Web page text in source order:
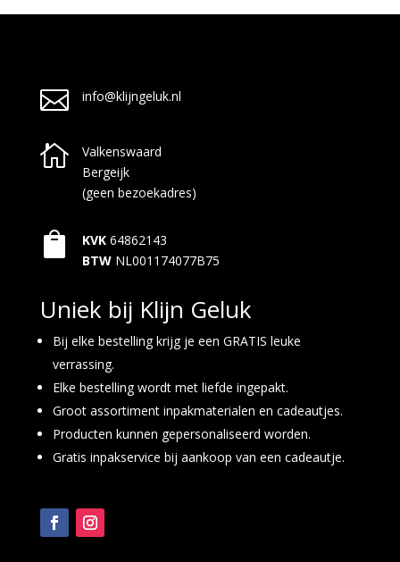
 info@klijngeluk.nl

Valkenswaard
Bergeijk
(geen bezoekadres)
 KVK 64862143
BTW NL001174077B75
Uniek bij Klijn Geluk
Bij elke bestelling krijg je een GRATIS leuke
verrassing.
Elke bestelling wordt met liefde ingepakt.
Groot assortiment inpakmaterialen en cadeautjes.
Producten kunnen gepersonaliseerd worden.
Gratis inpakservice bij aankoop van een cadeautje.